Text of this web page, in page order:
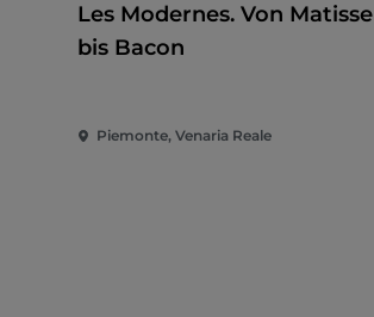
Les Modernes. Von Matisse
bis Bacon
Piemonte, Venaria Reale